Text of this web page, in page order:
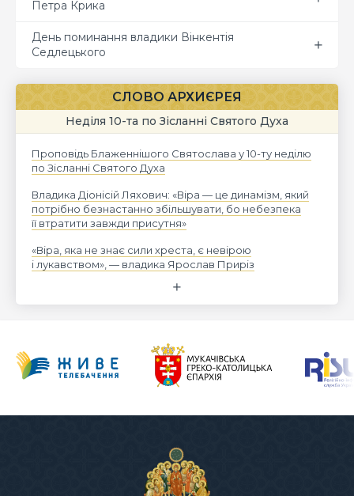
Петра Крика
День поминання владики Вінкентія
Седлецького
СЛОВО АРХИЄРЕЯ
Неділя 10-та по Зісланні Святого Духа
Проповідь Блаженнішого Святослава у 10-ту неділю
по Зісланні Святого Духа
Владика Діонісій Ляхович: «Віра — це динамізм, який
потрібно безнастанно збільшувати, бо небезпека
її втратити завжди присутня»
«Віра, яка не знає сили хреста, є невірою
і лукавством», — владика Ярослав Приріз